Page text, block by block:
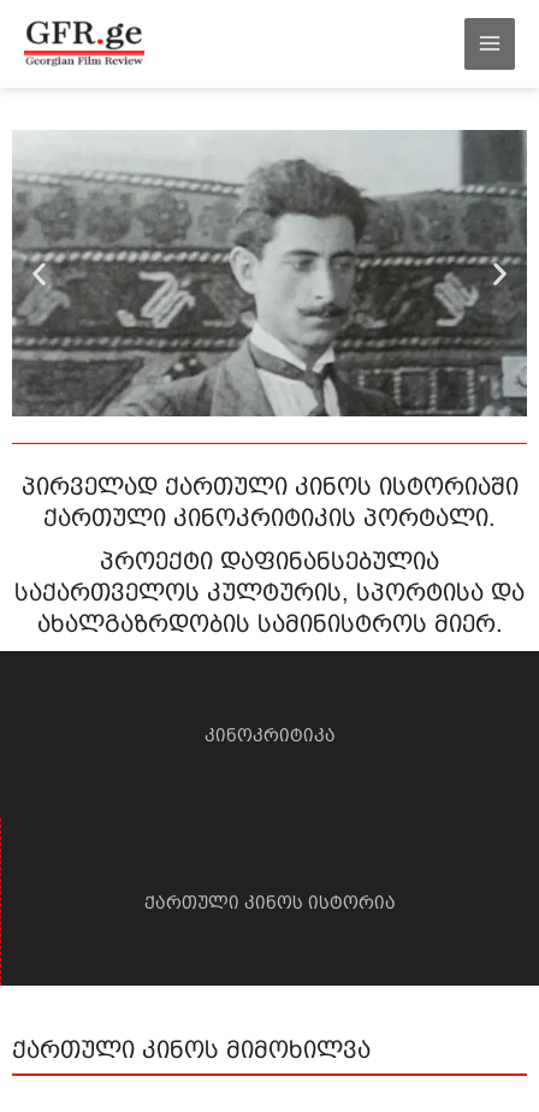
გადასვლა
პირველად ქართული კინოს ისტორიაში
ქართული კინოკრიტიკის პორტალი.
პროექტი დაფინანსებულია
საქართველოს კულტურის, სპორტისა და
ახალგაზრდობის სამინისტროს მიერ.
კინოკრიტიკა
ქართული კინოს ისტორია
ქართული კინოს მიმოხილვა